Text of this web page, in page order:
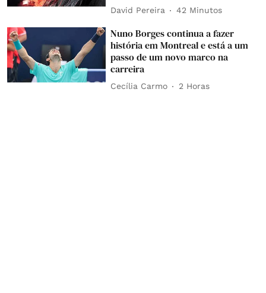
David Pereira 42 Minutos
Nuno Borges continua a fazer
história em Montreal e está a um
passo de um novo marco na
carreira
Cecília Carmo 2 Horas